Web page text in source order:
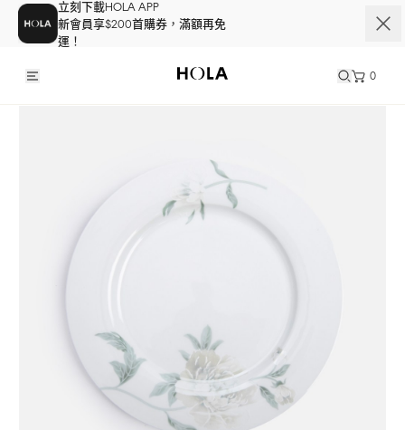
立刻下載HOLA APP
新會員享$200首購券，滿額再免
運！
0